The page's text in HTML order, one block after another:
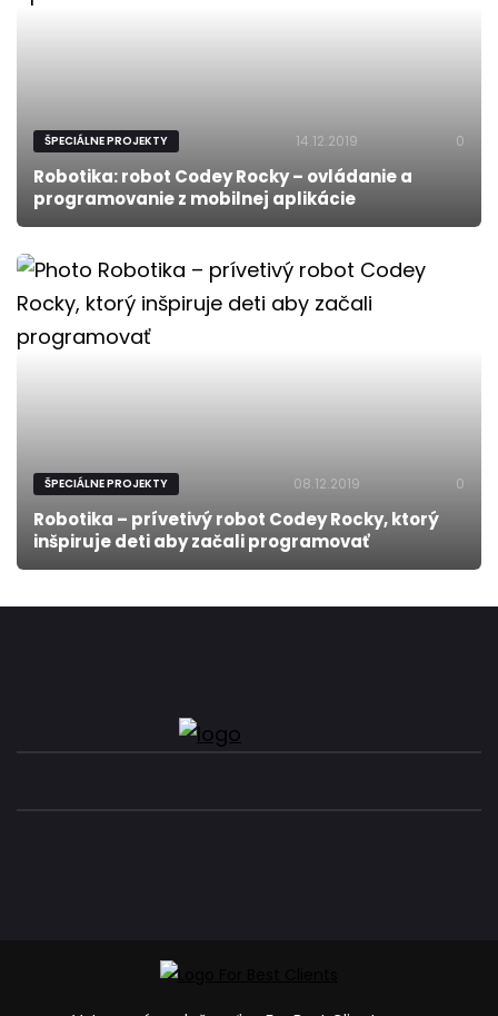
ŠPECIÁLNE PROJEKTY 14.12.2019 0
Robotika: robot Codey Rocky – ovládanie a
programovanie z mobilnej aplikácie
ŠPECIÁLNE PROJEKTY 08.12.2019 0
Robotika – prívetivý robot Codey Rocky, ktorý
inšpiruje deti aby začali programovať